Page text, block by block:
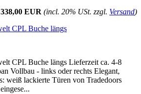
338,00 EUR (incl. 20% USt. zzgl. Versand)
CPL Buche längs
CPL Buche längs Lieferzeit ca. 4-8
Vollbau - links oder rechts Elegant,
weiß lackierte Türen von Tradedoors